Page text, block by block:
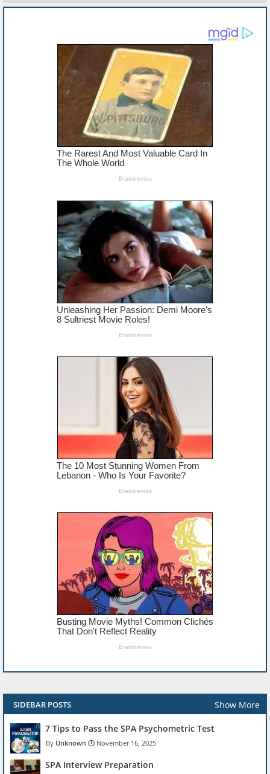
SIDEBAR POSTS Show More
7 Tips to Pass the SPA Psychometric Test
Unknown November 16, 2025
SPA Interview Preparation